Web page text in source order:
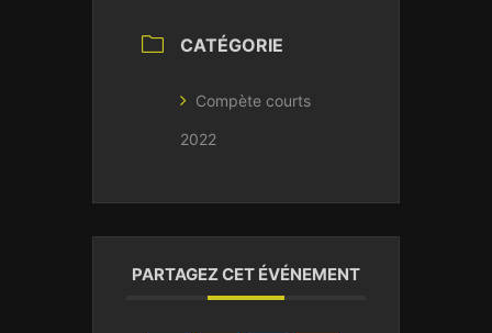
CATÉGORIE
Compète courts
2022
PARTAGEZ CET ÉVÉNEMENT